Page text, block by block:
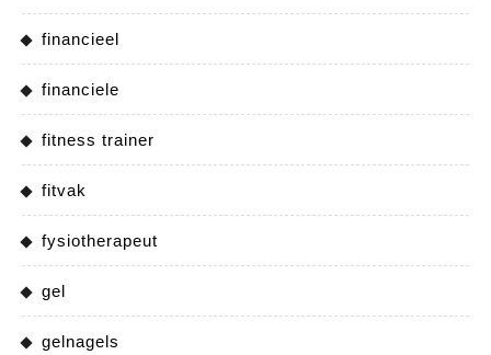
financieel
financiele
fitness trainer
fitvak
fysiotherapeut
gel
gelnagels